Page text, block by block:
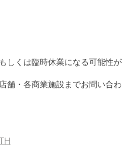
しくは臨時休業になる可能性が
舗・各商業施設までお問い合わ